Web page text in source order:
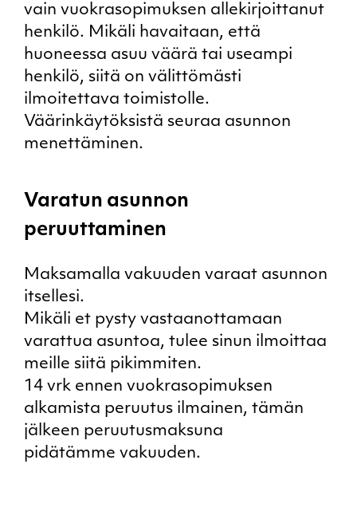
vain vuokrasopimuksen allekirjoittanut
henkilö. Mikäli havaitaan, että
huoneessa asuu väärä tai useampi
henkilö, siitä on välittömästi
ilmoitettava toimistolle.
Väärinkäytöksistä seuraa asunnon
menettäminen.
Varatun asunnon
peruuttaminen
Maksamalla vakuuden varaat asunnon
itsellesi.
Mikäli et pysty vastaanottamaan
varattua asuntoa, tulee sinun ilmoittaa
meille siitä pikimmiten.
14 vrk ennen vuokrasopimuksen
alkamista peruutus ilmainen, tämän
jälkeen peruutusmaksuna
pidätämme vakuuden.